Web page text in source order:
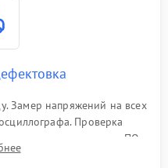
Замер напряжений на всех
Проверка
специализированного ПО